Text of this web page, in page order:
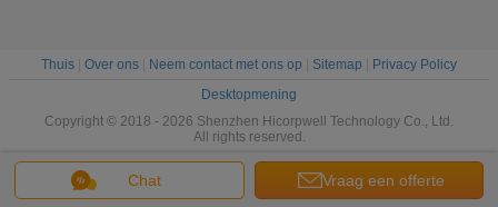
Chat Vraag een offerte
Thuis Over ons Neem contact met ons op Sitemap
Privacy Policy
Desktopmening
Copyright © 2018 - 2026 Shenzhen Hicorpwell Technology Co., Ltd.
All rights reserved.